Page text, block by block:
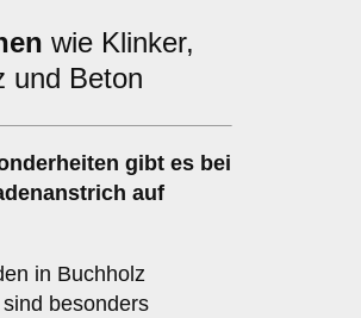
wie Klinker,
und Beton
gibt es bei
auf
in Buchholz
besonders